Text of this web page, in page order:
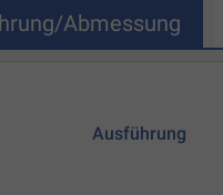
Abmessung
Ausführung